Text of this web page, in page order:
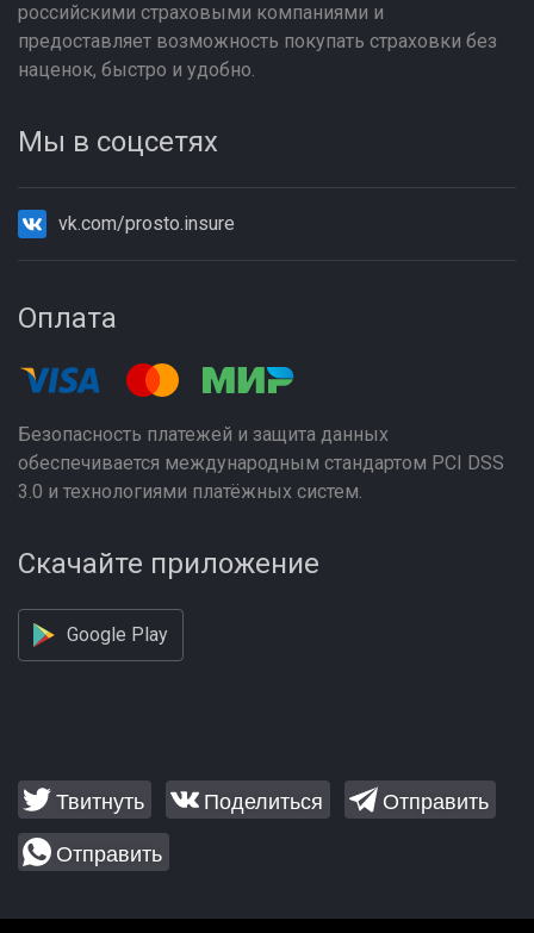
российскими страховыми компаниями и
предоставляет возможность покупать страховки без
наценок, быстро и удобно.
Мы в соцсетях
vk.com/prosto.insure
Оплата
Безопасность платежей и защита данных
обеспечивается международным стандартом PCI DSS
3.0 и технологиями платёжных систем.
Скачайте приложение
Google Play
Твитнуть Поделиться
Отправить
Отправить